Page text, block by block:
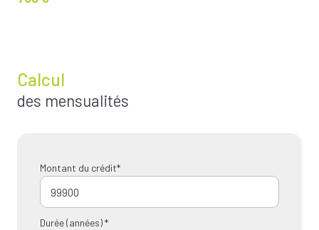
Calcul
des mensualités
Montant du crédit*
Durée (années) *